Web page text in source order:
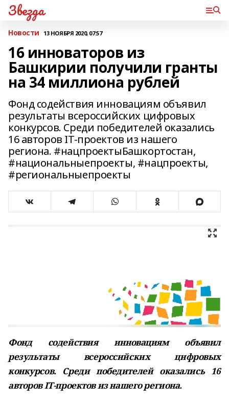
Звезда
Новости 13 НОЯБРЯ 2020, 07:57
16 инноваторов из
Башкирии получили гранты
на 34 миллиона рублей
Фонд содействия инновациям объявил
результаты всероссийских цифровых
конкурсов. Среди победителей оказались
16 авторов IT-проектов из нашего
региона. #нацпроектыБашкортостан,
#национальныепроекты, #нацпроекты,
#региональныепроекты
Фонд содействия инновациям объявил
результаты всероссийских цифровых
конкурсов. Среди победителей оказались 16
авторов IT-проектов из нашего региона.